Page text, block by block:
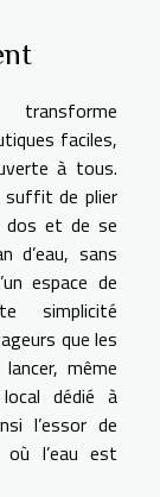
faciles,
à tous.
suffit de plier
dos et de se
d’eau, sans
espace de
simplicité
que les
même
dédié à
l’essor de
l’eau est